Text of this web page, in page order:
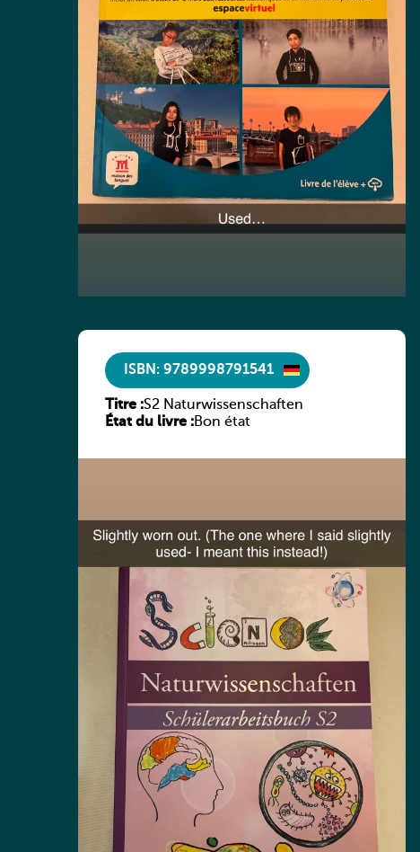
ISBN: 9789998791541
Titre :S2 Naturwissenschaften
État du livre :Bon état